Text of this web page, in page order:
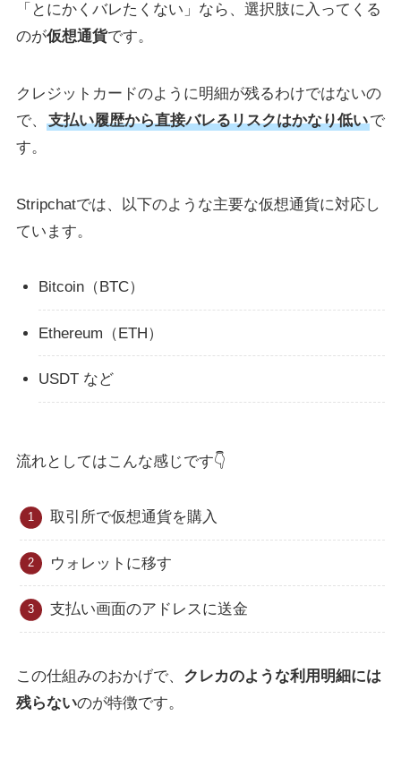
「とにかくバレたくない」なら、選択肢に入ってくる
のが仮想通貨です。
クレジットカードのように明細が残るわけではないの
で、
支払い履歴から直接バレるリスクはかなり低いで
す。
Stripchatでは、以下のような主要な仮想通貨に対応し
ています。
Bitcoin（BTC）
Ethereum（ETH）
USDT など
流れとしてはこんな感じです👇
取引所で仮想通貨を購入
ウォレットに移す
支払い画面のアドレスに送金
この仕組みのおかげで、 クレカのような利用明細には
残らないのが特徴です。